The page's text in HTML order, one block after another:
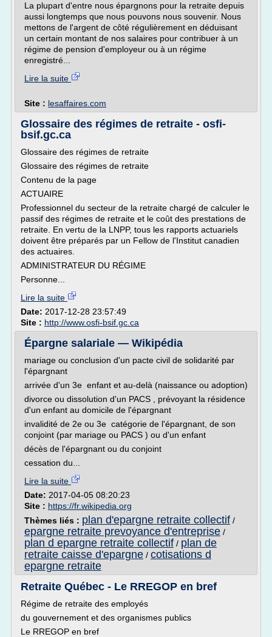
La plupart d'entre nous épargnons pour la retraite depuis
aussi longtemps que nous pouvons nous souvenir. Nous
mettons de l'argent de côté régulièrement en déduisant
un certain montant de nos salaires pour contribuer à un
régime de pension d'employeur ou à un régime
enregistré...
Lire la suite
Site : lesaffaires.com
Glossaire des régimes de retraite - osfi-
bsif.gc.ca
Glossaire des régimes de retraite
Glossaire des régimes de retraite
Contenu de la page
ACTUAIRE
Professionnel du secteur de la retraite chargé de calculer le
passif des régimes de retraite et le coût des prestations de
retraite. En vertu de la LNPP, tous les rapports actuariels
doivent être préparés par un Fellow de l'Institut canadien
des actuaires.
ADMINISTRATEUR DU RÉGIME
Personne...
Lire la suite
Date: 2017-12-28 23:57:49
Site : http://www.osfi-bsif.gc.ca
Épargne salariale — Wikipédia
mariage ou conclusion d'un pacte civil de solidarité par
l'épargnant
arrivée d'un 3e enfant et au-delà (naissance ou adoption)
divorce ou dissolution d'un PACS , prévoyant la résidence
d'un enfant au domicile de l'épargnant
invalidité de 2e ou 3e catégorie de l'épargnant, de son
conjoint (par mariage ou PACS ) ou d'un enfant
décès de l'épargnant ou du conjoint
cessation du...
Lire la suite
Date: 2017-04-05 08:20:23
Site : https://fr.wikipedia.org
Thèmes liés : plan d'epargne retraite collectif /
epargne retraite prevoyance d'entreprise /
plan d epargne retraite collectif / plan de
retraite caisse d'epargne / cotisations d
epargne retraite
Retraite Québec - Le RREGOP en bref
Régime de retraite des employés
du gouvernement et des organismes publics
Le RREGOP en bref